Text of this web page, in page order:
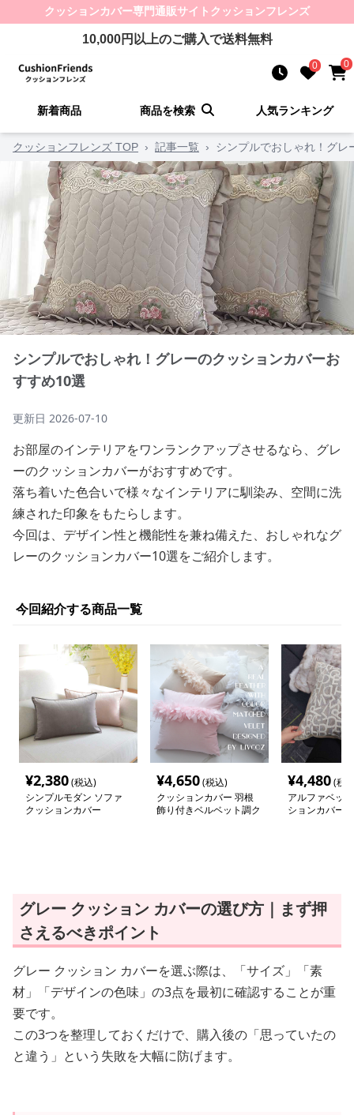
クッションカバー専門通販サイト クッションフレンズ
10,000円以上のご購入で送料無料
0 0
新着商品 商品を検索 人気ランキング
クッションフレンズ TOP › 記事一覧 › シンプルでおしゃれ！グ
シンプルでおしゃれ！グレーのクッションカバーお
すすめ10選
更新日 2026-07-10
お部屋のインテリアをワンランクアップさせるなら、グレ
ーのクッションカバーがおすすめです。
落ち着いた色合いで様々なインテリアに馴染み、空間に洗
練された印象をもたらします。
今回は、デザイン性と機能性を兼ね備えた、おしゃれなグ
レーのクッションカバー10選をご紹介します。
今回紹介する商品一覧
¥2,380(税込)
シンプルモダン ソファ
クッションカバー
¥4,650(税込)
クッションカバー 羽根
飾り付きベルベット調ク
¥4,480(税
アルファベッ
ションカバー
グレー クッション カバーの選び方｜まず押
さえるべきポイント
グレー クッション カバーを選ぶ際は、「サイズ」「素
材」「デザインの色味」の3点を最初に確認することが重
要です。
この3つを整理しておくだけで、購入後の「思っていたの
と違う」という失敗を大幅に防げます。